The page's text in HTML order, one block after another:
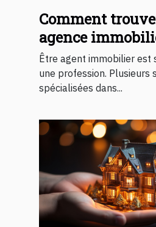
Comment
agence
embauche ?
Être agent immobilier est
une profession. Plusieurs
spécialisées dans...